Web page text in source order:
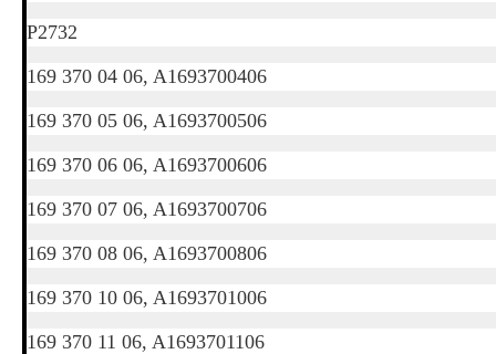
P2732
169 370 04 06, A1693700406
169 370 05 06, A1693700506
169 370 06 06, A1693700606
169 370 07 06, A1693700706
169 370 08 06, A1693700806
169 370 10 06, A1693701006
169 370 11 06, A1693701106